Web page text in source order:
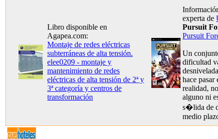
Libro disponible en
Agapea.com:
Montaje de redes eléctricas
subterráneas de alta tensión.
elee0209 - montaje y
mantenimiento de redes
eléctricas de alta tensión de 2ª y
3ª categoría y centros de
transformación
experta de
Pursuit
Pursuit
Un
dificultad
hace pasar
realidad,
alguno ni
s�lida de
medio